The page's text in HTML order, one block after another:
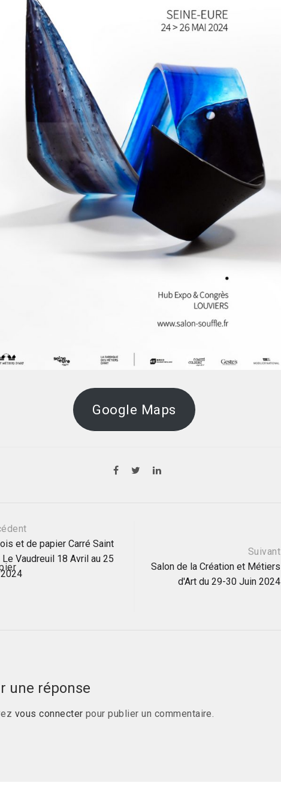
Google Maps
et de papier Carré Saint
Le Vaudreuil 18 Avril au 25
Suivant
Salon de la Création et Métiers
d'Art du 29-30 Juin 2024
une réponse
vous connecter pour publier un commentaire.